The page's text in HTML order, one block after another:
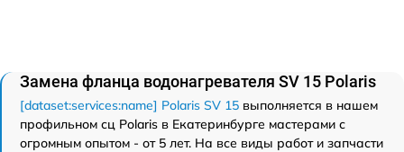
Замена фланца водонагревателя SV 15 Polaris
[dataset:services:name] Polaris SV 15 выполняется в нашем
профильном сц Polaris в Екатеринбурге мастерами с
огромным опытом - от 5 лет. На все виды работ и запчасти